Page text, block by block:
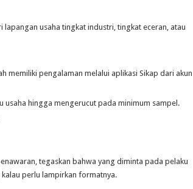
usaha tingkat industri, tingkat eceran, atau
memiliki pengalaman melalui aplikasi Sikap dari akun
usaha hingga mengerucut pada minimum sampel.
tegaskan bahwa yang diminta pada pelaku
perlu lampirkan formatnya.